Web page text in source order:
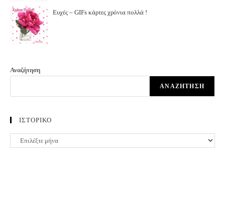
Ευχές – GIFs κάρτες χρόνια πολλά !
Αναζήτηση
ΑΝΑΖΉΤΗΣΗ
ΙΣΤΟΡΙΚΟ
ΙΣΤΟΡΙΚΟ